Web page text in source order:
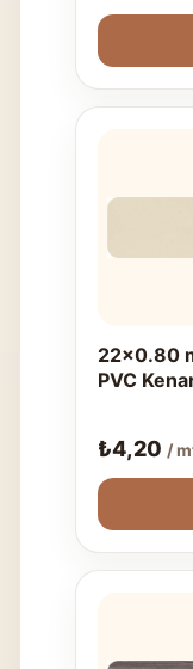
22x0.80
PVC
₺4,20 /